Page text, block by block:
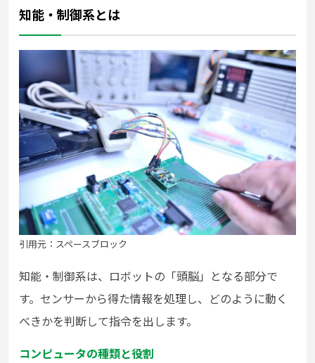
知能・制御系とは
引用元：スペースブロック
知能・制御系は、ロボットの「頭脳」となる部分で
す。センサーから得た情報を処理し、どのように動く
べきかを判断して指令を出します。
コンピュータの種類と役割